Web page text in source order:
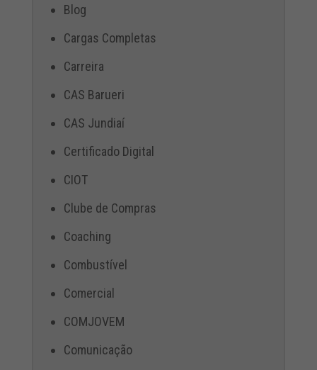
Blog
Cargas Completas
Carreira
CAS Barueri
CAS Jundiaí
Certificado Digital
CIOT
Clube de Compras
Coaching
Combustível
Comercial
COMJOVEM
Comunicação